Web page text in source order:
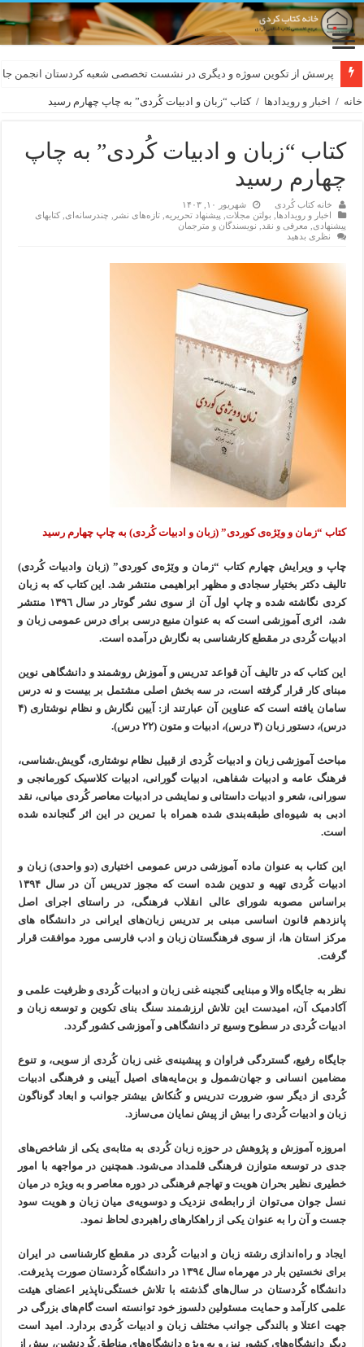
پرسش از تکوین سوژه و دیگری در نشست تخصصی شعبه کردستان انجمن
لەسەر کێشی ڕوباعی و به نەغمەی قەڵەمی «ئالی»
خانه / اخبار و رویدادها / کتاب “زبان و ادبیات كُردی” بە چاپ چهارم رسید
کتاب “زبان و ادبیات كُردی” بە چاپ
چهارم رسید
خانه کتاب کُردی
شهریور ۱۰, ۱۴۰۳
اخبار و رویدادها
بولتن مجلات پیشنهاد تحریریه ,تازەهای نشر چندرسانه‌ای ,کتابهای
پیشنهادی
معرفی و نقد
نویسندگان و مترجمان
نظری بدهید
کتاب “زمان و وێژەی کوردی” (زبان و ادبیات كُردی) بە چاپ چهارم رسید
چاپ و ویرایش چهارم کتاب “زمان و وێژەی کوردی” (زبان وادبیات كُردی)
تالیف دکتر بختیار سجادی و مظهر ابراهیمی منتشر شد. این کتاب کە بە زبان
کردی نگاشتە شدە و چاپ اول آن از سوی نشر گوتار در سال ۱۳۹٦ منتشر
شد، اثری آموزشی است کە بە عنوان منبع درسی برای درس عمومی زبان و
ادبیات كُردی در مقطع کارشناسی بە نگارش درآمدە است.
این کتاب کە در تالیف آن قواعد تدریس و آموزش روشمند و دانشگاهی نوین
مبنای کار قرار گرفتە است، در سە بخش اصلی مشتمل بر بیست و نە درس
سامان یافتە است کە عناوین آن عبارتند از: آیین نگارش و نظام نوشتاری (۴
درس)، دستور زبان (۳ درس)، ادبیات و متون (۲۲ درس).
مباحث آموزشی زبان و ادبیات كُردی از قبیل نظام نوشتاری، گویش.شناسی،
فرهنگ عامە و ادبیات شفاهی، ادبیات گورانی، ادبیات کلاسیک کورمانجی و
سورانی، شعر و ادبیات داستانی و نمایشی در ادبیات معاصر كُردی میانی، نقد
ادبی بە شیوەای طبقەبندی شدە همراه با تمرین در این اثر گنجاندە شدە
است.
این کتاب بە عنوان مادە آموزشی درس عمومی اختیاری (دو واحدی) زبان و
ادبیات كُردی تهیە و تدوین شدە است کە مجوز تدریس آن در سال ۱۳۹۴
براساس مصوبە شورای عالی انقلاب فرهنگی، در راستای اجرای اصل
پانزدهم قانون اساسی مبنی بر تدریس زبان‌های ایرانی در دانشگاه های
مرکز استان ها، از سوی فرهنگستان زبان و ادب فارسی مورد موافقت قرار
گرفت.
نظر بە جایگاە والا و مبنایی گنجینە غنی زبان و ادبیات كُردی و ظرفیت علمی و
آکادمیک آن، امیدست این تلاش ارزشمند سنگ بنای تکوین و توسعە زبان و
ادبیات كُردی در سطوح وسیع تر دانشگاهی و آموزشی کشور گردد.
جایگاه رفیع، گستردگی فراوان و پیشینەی غنی زبان کُردی از سویی، و تنوع
مضامین انسانی و جهان‌شمول و بن‌مایەهای اصیل آیینی و فرهنگی ادبیات
کُردی از دیگر سو، ضرورت تدریس و كُنکاش بیشتر جوانب و ابعاد گوناگون
زبان و ادبیات کُردی را بیش از پیش نمایان می‌سازد.
امروزە آموزش و پژوهش در حوزە زبان کُردی بە مثابەی یکی از شاخص‌های
جدی در توسعە متوازن فرهنگی قلمداد می‌شود. همچنین در مواجهە با امور
خطیری نظیر بحران هویت و تهاجم فرهنگی در دورە معاصر و بە ویژە در میان
نسل جوان می‌توان از رابطەی نزدیک و دوسویەی میان زبان و هویت سود
جست و آن را بە عنوان یکی از راهکارهای راهبردی لحاظ نمود.
ایجاد و راەاندازی رشتە زبان و ادبیات کُردی در مقطع کارشناسی در ایران
برای نخستین بار در مهرماە سال ١٣٩٤ در دانشگاه كُردستان صورت پذیرفت.
دانشگاه کُردستان در سال‌های گذشتە با تلاش خستگی‌ناپذیر اعضای هیئت
علمی کارآمد و حمایت مسئولین دلسوز خود توانستە است گام‌های بزرگی در
جهت اعتلا و بالندگی جوانب مختلف زبان و ادبیات کُردی بردارد. امید است
دیگر دانشگاه‌های کشور نیز، و بە ویژە دانشگاه‌های مناطق کُردنشین، بیش از